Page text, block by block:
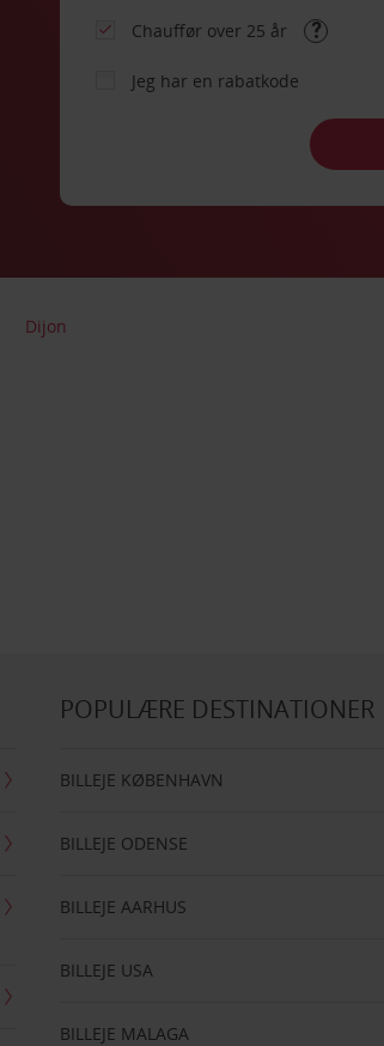
Chauffør over 25 år
Jeg har en rabatkode
Dijon
POPULÆRE DESTINATIONER
BILLEJE KØBENHAVN
BILLEJE ODENSE
BILLEJE AARHUS
BILLEJE USA
BILLEJE MALAGA